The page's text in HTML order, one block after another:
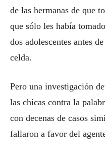
de las hermanas de que
que sólo les había
dos adolescentes antes
celda.
Pero una investigación
las chicas contra la
con decenas de casos
fallaron a favor del